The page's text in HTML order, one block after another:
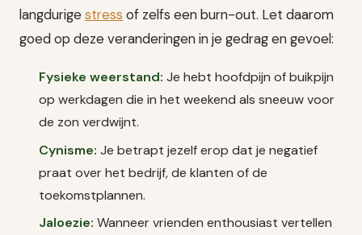
langdurigestress of zelfs een burn-out. Let daarom
goed op deze veranderingen in je gedrag en gevoel:
Fysieke weerstand: Je hebt hoofdpijn of buikpijn
op werkdagen die in het weekend als sneeuw voor
de zon verdwijnt.
Cynisme: Je betrapt jezelf erop dat je negatief
praat over het bedrijf, de klanten of de
toekomstplannen.
Jaloezie: Wanneer vrienden enthousiast vertellen